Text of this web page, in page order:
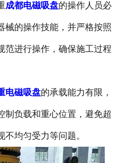
成都电磁吸盘的操作人员必
械的操作技能，并严格按照
范进行操作，确保施工过程
电磁吸盘的承载能力有限，
制负载和重心位置，避免超
均匀受力等问题。